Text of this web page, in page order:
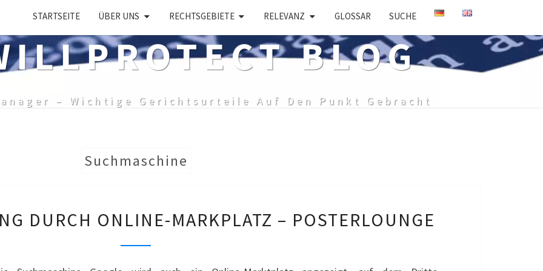
STARTSEITE ÜBER UNS RECHTSGEBIETE RELEVANZ GLOSSAR SUCHE
BLOG
– Wichtige Gerichtsurteile Auf Den Punkt Gebracht
Suchmaschine
DURCH
DURCH ONLINE-MARKPLATZ – POSTERLOUNGE